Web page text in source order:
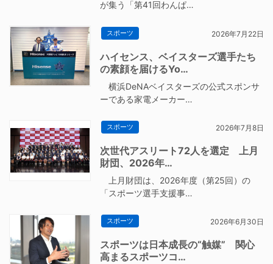
が集う「第41回わんぱ…
スポーツ 2026年7月22日
ハイセンス、ベイスターズ選手たち
の素顔を届けるYo…
横浜DeNAベイスターズの公式スポンサ
ーである家電メーカー…
スポーツ 2026年7月8日
次世代アスリート72人を選定 上月
財団、2026年…
上月財団は、2026年度（第25回）の
「スポーツ選手支援事…
スポーツ 2026年6月30日
スポーツは日本成長の“触媒” 関心
高まるスポーツコ…